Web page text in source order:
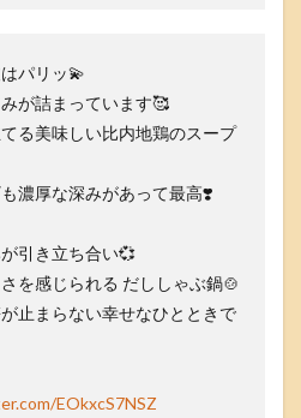
パリッ💫
が詰まっています🥰
る美味しい比内地鶏のスープ
濃厚な深みがあって最高❣️
引き立ち合い💞
を感じられる だししゃぶ鍋🍲
止まらない幸せなひとときで
EOkxcS7NSZ